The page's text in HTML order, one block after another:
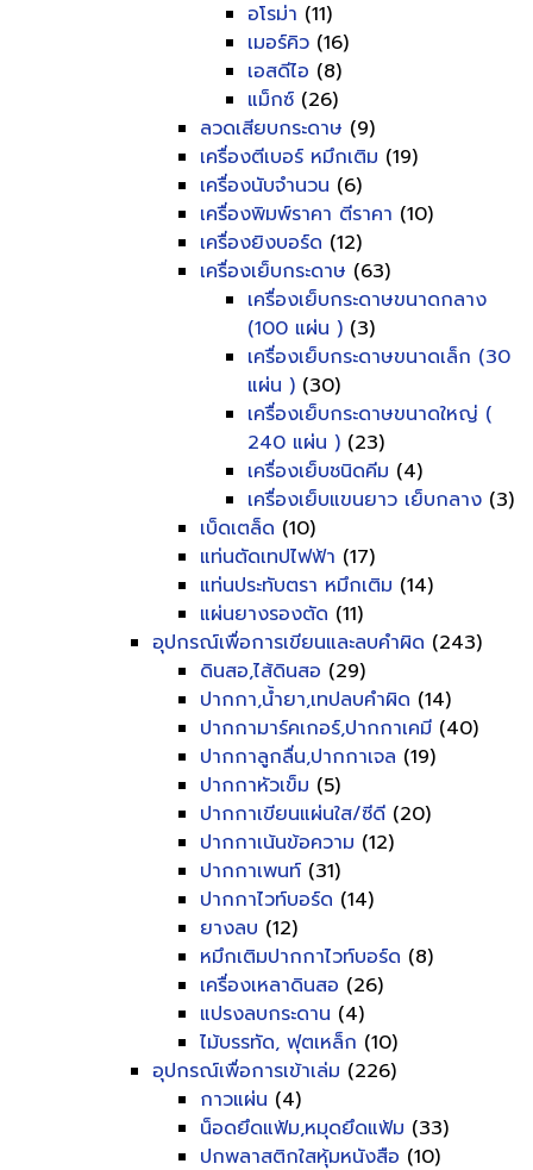
อโรม่า (11)
เมอร์คิว (16)
เอสดีไอ (8)
แม็กซ์ (26)
ลวดเสียบกระดาษ (9)
เครื่องตีเบอร์ หมึกเติม (19)
เครื่องนับจำนวน (6)
เครื่องพิมพ์ราคา ตีราคา (10)
เครื่องยิงบอร์ด (12)
เครื่องเย็บกระดาษ (63)
เครื่องเย็บกระดาษขนาดกลาง
(100 แผ่น ) (3)
เครื่องเย็บกระดาษขนาดเล็ก (30
แผ่น ) (30)
เครื่องเย็บกระดาษขนาดใหญ่ (
240 แผ่น ) (23)
เครื่องเย็บชนิดคีม (4)
เครื่องเย็บแขนยาว เย็บกลาง (3)
เบ็ดเตล็ด (10)
แท่นตัดเทปไฟฟ้า (17)
แท่นประทับตรา หมึกเติม (14)
แผ่นยางรองตัด (11)
อุปกรณ์เพื่อการเขียนและลบคำผิด (243)
ดินสอ,ไส้ดินสอ (29)
ปากกา,น้ำยา,เทปลบคำผิด (14)
ปากกามาร์คเกอร์,ปากกาเคมี (40)
ปากกาลูกลื่น,ปากกาเจล (19)
ปากกาหัวเข็ม (5)
ปากกาเขียนแผ่นใส/ซีดี (20)
ปากกาเน้นข้อความ (12)
ปากกาเพนท์ (31)
ปากกาไวท์บอร์ด (14)
ยางลบ (12)
หมึกเติมปากกาไวท์บอร์ด (8)
เครื่องเหลาดินสอ (26)
แปรงลบกระดาน (4)
ไม้บรรทัด, ฟุตเหล็ก (10)
อุปกรณ์เพื่อการเข้าเล่ม (226)
กาวแผ่น (4)
น็อดยึดแฟ้ม,หมุดยึดแฟ้ม (33)
ปกพลาสติกใสหุ้มหนังสือ (10)